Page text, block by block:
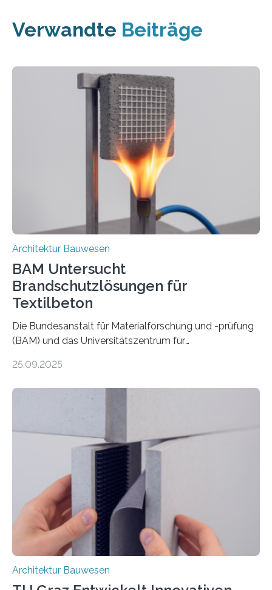
Verwandte Beiträge
Architektur Bauwesen
BAM Untersucht
Brandschutzlösungen für
Textilbeton
Die Bundesanstalt für Materialforschung und -prüfung
(BAM) und das Universitätszentrum für
untersuchen in einem gemeinsamen Forschungsprojekt
Ziel ist es, die Einsatzmöglichkeiten dieses innovativen
Textilbeton ist ein moderner Verbundwerkstoff, der aus
einer feinkörnigen Betonmatrix und einer textilen
Bewehrung besteht – meist aus Carbon-, Glas- oder
Basaltfasern. Anders als herkömmlicher Stahlbeton, bei
dem Stahlstäbe zur…
25.09.2025
Architektur Bauwesen